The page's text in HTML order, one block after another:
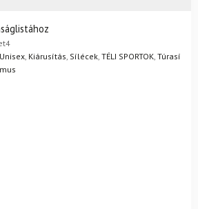
Semmi gond – a terméket
14 napon belül, indoklás nélkül.
, Kiárusítás, Sílécek, TÉLI SPORTOK, Túrasí